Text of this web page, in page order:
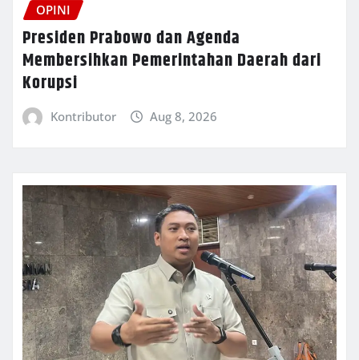
OPINI
Presiden Prabowo dan Agenda
Membersihkan Pemerintahan Daerah dari
Korupsi
Kontributor Aug 8, 2026